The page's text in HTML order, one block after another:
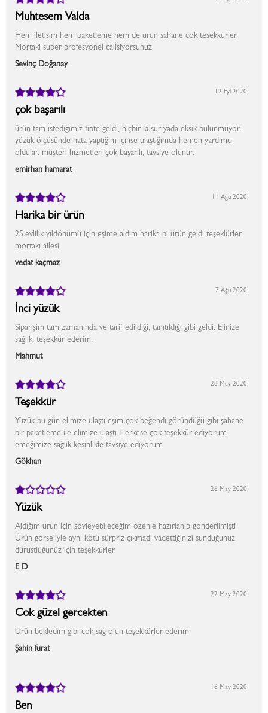
Muhtesem Valda
Hem iletisim hem paketleme hem de urun sahane cok tesekkurler
Mortaki super profesyonel calisiyorsunuz
Sevinç Doğanay
çok başarılı
ürün tam istediğimiz tipte geldi, hiçbir kusur yada eksik bulunmuyor.
yüzük ölçüsünde hata yaptığım içinse ulaştığımda hemen yardımcı
oldular. müşteri hizmetleri çok başarılı, tavsiye olunur.
emirhan hamarat
12 Eyl 2020
Harika bir ürün
25.evlilik yıldönümü için eşime aldım harika bi ürün geldi teşeklürler
mortakı ailesi
vedat kaçmaz
11 Ağu 2020
İnci yüzük
Siparişim tam zamanında ve tarif edildiği, tanıtıldığı gibi geldi. Elinize
sağlık, teşekkür ederim.
Mahmut
7 Ağu 2020
Teşekkür
Yüzük bu gün elimize ulaştı eşim çok beğendi göründüğü gibi şahane
bir paketleme ile elimize ulaştı Herkese çok teşekkür ediyorum
emeğimize sağlık kesinlikle tavsiye ediyorum
Gökhan
28 May 2020
Yüzük
Aldığım ürun için söyleyebileceğim özenle hazırlanıp gönderilmişti
Ürün görseliyle aynı kötü sürpriz çıkmadı vadettiğinizi sunduğunuz
dürüstlüğünüz için teşekkürler
E D
26 May 2020
Cok güzel gercekten
Ürün bekledim gibi cok sağ olun teşekkürler ederim
Şahin furat
22 May 2020
Ben
16 May 2020